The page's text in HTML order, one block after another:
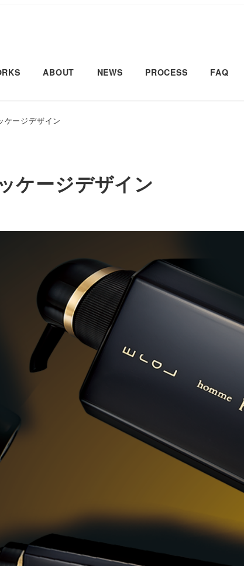
ABOUT NEWS PROCESS FAQ
ージデザイン
ケージデザイン